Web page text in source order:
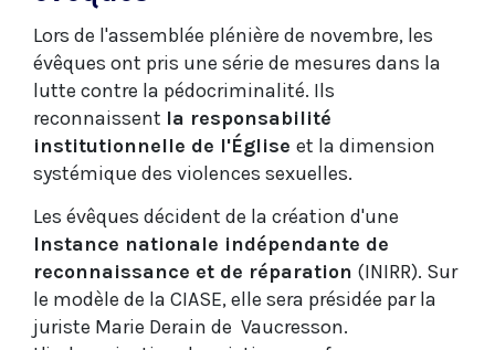
Lors de l'assemblée plénière de novembre, les
évêques ont pris une série de mesures dans la
lutte contre la pédocriminalité. Ils
reconnaissent la responsabilité
institutionnelle de l'Église et la dimension
systémique des violences sexuelles.
Les évêques décident de la création d'une
Instance nationale indépendante de
reconnaissance et de réparation (INIRR). Sur
le modèle de la CIASE, elle sera présidée par la
juriste Marie Derain de Vaucresson.